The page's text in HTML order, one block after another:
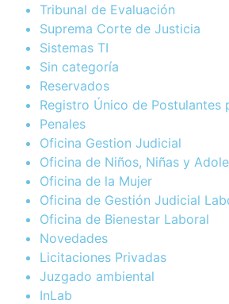
Tribunal de Evaluación
Suprema Corte de Justicia
Sistemas TI
Sin categoría
Reservados
Registro Único de Postulantes
Penales
Oficina Gestion Judicial
Oficina de Niños, Niñas y
Oficina de la Mujer
Oficina de Gestión Judicial
Oficina de Bienestar Laboral
Novedades
Licitaciones Privadas
Juzgado ambiental
InLab